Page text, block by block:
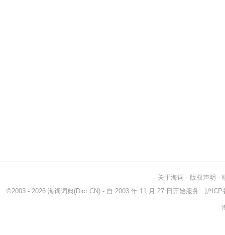
关于海词 - 版权声明 -
©2003 - 2026 海词词典(Dict.CN) - 自 2003 年 11 月 27 日开始服务 沪ICP